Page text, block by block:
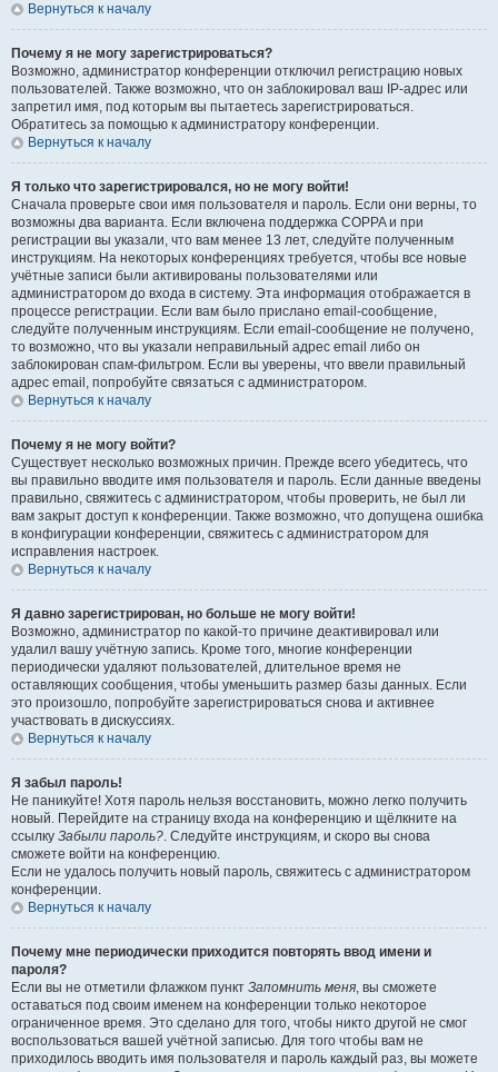
Вернуться к началу
Почему я не могу зарегистрироваться?
Возможно, администратор конференции отключил регистрацию новых
пользователей. Также возможно, что он заблокировал ваш IP-адрес или
запретил имя, под которым вы пытаетесь зарегистрироваться.
Обратитесь за помощью к администратору конференции.
Вернуться к началу
Я только что зарегистрировался, но не могу войти!
Сначала проверьте свои имя пользователя и пароль. Если они верны, то
возможны два варианта. Если включена поддержка COPPA и при
регистрации вы указали, что вам менее 13 лет, следуйте полученным
инструкциям. На некоторых конференциях требуется, чтобы все новые
учётные записи были активированы пользователями или
администратором до входа в систему. Эта информация отображается в
процессе регистрации. Если вам было прислано email-сообщение,
следуйте полученным инструкциям. Если email-сообщение не получено,
то возможно, что вы указали неправильный адрес email либо он
заблокирован спам-фильтром. Если вы уверены, что ввели правильный
адрес email, попробуйте связаться с администратором.
Вернуться к началу
Почему я не могу войти?
Существует несколько возможных причин. Прежде всего убедитесь, что
вы правильно вводите имя пользователя и пароль. Если данные введены
правильно, свяжитесь с администратором, чтобы проверить, не был ли
вам закрыт доступ к конференции. Также возможно, что допущена ошибка
в конфигурации конференции, свяжитесь с администратором для
исправления настроек.
Вернуться к началу
Я давно зарегистрирован, но больше не могу войти!
Возможно, администратор по какой-то причине деактивировал или
удалил вашу учётную запись. Кроме того, многие конференции
периодически удаляют пользователей, длительное время не
оставляющих сообщения, чтобы уменьшить размер базы данных. Если
это произошло, попробуйте зарегистрироваться снова и активнее
участвовать в дискуссиях.
Вернуться к началу
Я забыл пароль!
Не паникуйте! Хотя пароль нельзя восстановить, можно легко получить
новый. Перейдите на страницу входа на конференцию и щёлкните на
ссылку Забыли пароль?. Следуйте инструкциям, и скоро вы снова
сможете войти на конференцию.
Если не удалось получить новый пароль, свяжитесь с администратором
конференции.
Вернуться к началу
Почему мне периодически приходится повторять ввод имени и
пароля?
Если вы не отметили флажком пункт Запомнить меня, вы сможете
оставаться под своим именем на конференции только некоторое
ограниченное время. Это сделано для того, чтобы никто другой не смог
воспользоваться вашей учётной записью. Для того чтобы вам не
приходилось вводить имя пользователя и пароль каждый раз, вы можете